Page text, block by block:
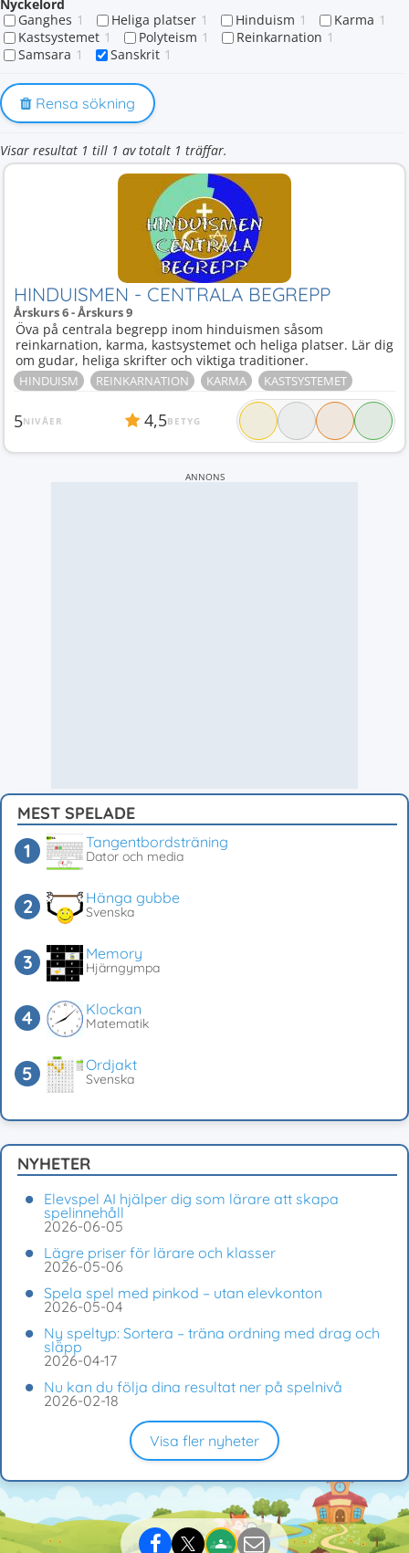
Nyckelord
Ganghes 1 Heliga platser 1 Hinduism 1 Karma 1
Kastsystemet 1 Polyteism 1 Reinkarnation 1
Samsara 1 Sanskrit 1
Rensa sökning
Visar resultat 1 till 1 av totalt 1 träffar.
HINDUISMEN - CENTRALA BEGREPP
Årskurs 6 - Årskurs 9
Öva på centrala begrepp inom hinduismen såsom
reinkarnation, karma, kastsystemet och heliga platser. Lär dig
om gudar, heliga skrifter och viktiga traditioner.
HINDUISM REINKARNATION KARMA KASTSYSTEMET
5NIVÅER 4,5BETYG
ANNONS
MEST SPELADE
Tangentbordsträning
Dator och media
Hänga gubbe
Svenska
Memory
Hjärngympa
Klockan
Matematik
Ordjakt
Svenska
NYHETER
Elevspel AI hjälper dig som lärare att skapa
spelinnehåll
2026-06-05
Lägre priser för lärare och klasser
2026-05-06
Spela spel med pinkod – utan elevkonton
2026-05-04
Ny speltyp: Sortera – träna ordning med drag och
släpp
2026-04-17
Nu kan du följa dina resultat ner på spelnivå
2026-02-18
Visa fler nyheter